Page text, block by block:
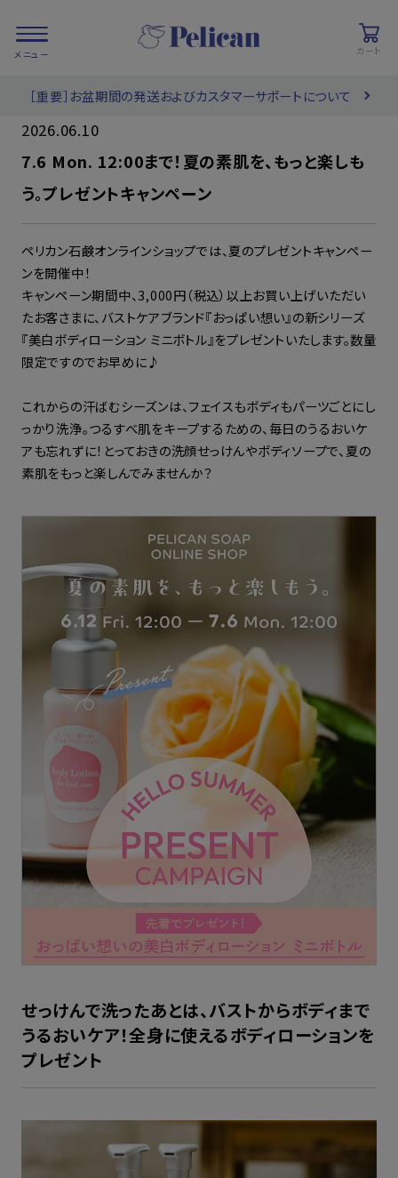
カート
PRODUCTS/ 商品を探す
COLLECTIONS/ ブランド一覧
定期購入
ペリカン石鹸について
ご利用案内
よくあるご質問
会員登録でお得
NEWS一覧
利用規約
［重要］お盆期間の発送およびカスタマーサポートについて
2026.06.10
7.6 Mon. 12:00まで！夏の素肌を、もっと楽しも
う。プレゼントキャンペーン
ペリカン石鹸オンラインショップでは、夏のプレゼントキャンペー
ンを開催中！
キャンペーン期間中、3,000円（税込）以上お買い上げいただい
たお客さまに、バストケアブランド『おっぱい想い』の新シリーズ
『美白ボディローション ミニボトル』をプレゼントいたします。数量
限定ですのでお早めに♪
これからの汗ばむシーズンは、フェイスもボディもパーツごとにし
っかり洗浄。つるすべ肌をキープするための、毎日のうるおいケ
アも忘れずに！とっておきの洗顔せっけんやボディソープで、夏の
素肌をもっと楽しんでみませんか？
せっけんで洗ったあとは、バストからボディまで
うるおいケア！全身に使えるボディローションを
プレゼント